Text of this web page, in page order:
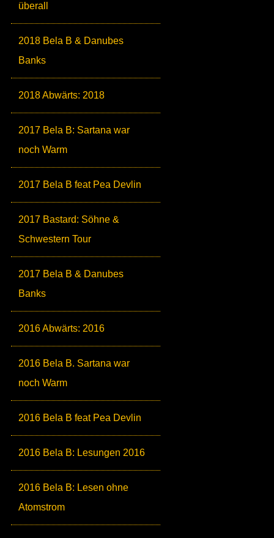
überall
2018 Bela B & Danubes
Banks
2018 Abwärts: 2018
2017 Bela B: Sartana war
noch Warm
2017 Bela B feat Pea Devlin
2017 Bastard: Söhne &
Schwestern Tour
2017 Bela B & Danubes
Banks
2016 Abwärts: 2016
2016 Bela B. Sartana war
noch Warm
2016 Bela B feat Pea Devlin
2016 Bela B: Lesungen 2016
2016 Bela B: Lesen ohne
Atomstrom